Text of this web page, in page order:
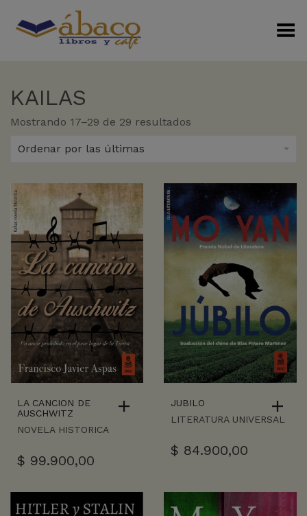
Menú Alterno
KAILAS
Mostrando 17–29 de 29 resultados
Ordenar por las últimas
LA CANCION DE
AUSCHWITZ
NOVELA HISTORICA
$ 99.900,00
JUBILO
LITERATURA UNIVERSAL
$ 84.900,00